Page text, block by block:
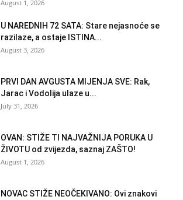
August 1, 2026
U NAREDNIH 72 SATA: Stare nejasnoće se
razilaze, a ostaje ISTINA...
August 3, 2026
PRVI DAN AVGUSTA MIJENJA SVE: Rak,
Jarac i Vodolija ulaze u...
July 31, 2026
OVAN: STIŽE TI NAJVAŽNIJA PORUKA U
ŽIVOTU od zvijezda, saznaj ZAŠTO!
August 1, 2026
NOVAC STIŽE NEOČEKIVANO: Ovi znakovi